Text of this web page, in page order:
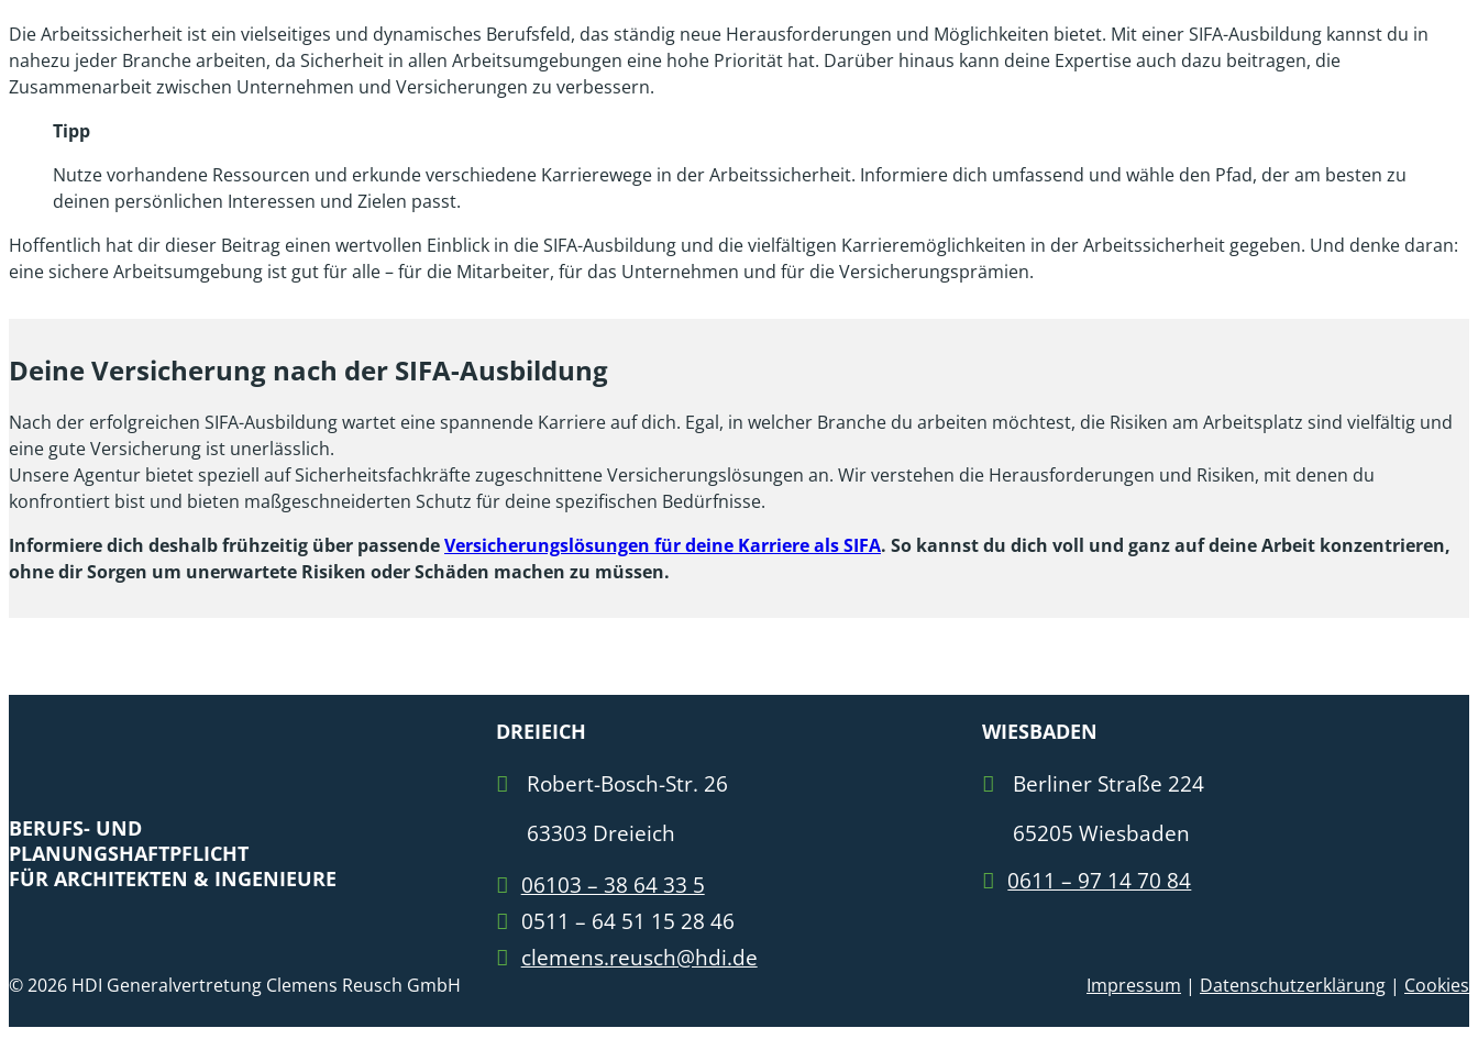
Die Arbeitssicherheit ist ein vielseitiges und dynamisches Berufsfeld, das ständig neue Herausforderungen und Möglichkeiten bietet. Mit einer SIFA-Ausbildung kannst du in
nahezu jeder Branche arbeiten, da Sicherheit in allen Arbeitsumgebungen eine hohe Priorität hat. Darüber hinaus kann deine Expertise auch dazu beitragen, die
Zusammenarbeit zwischen Unternehmen und Versicherungen zu verbessern.
Tipp
Nutze vorhandene Ressourcen und erkunde verschiedene Karrierewege in der Arbeitssicherheit. Informiere dich umfassend und wähle den Pfad, der am besten zu
deinen persönlichen Interessen und Zielen passt.
Hoffentlich hat dir dieser Beitrag einen wertvollen Einblick in die SIFA-Ausbildung und die vielfältigen Karrieremöglichkeiten in der Arbeitssicherheit gegeben. Und denke daran:
eine sichere Arbeitsumgebung ist gut für alle – für die Mitarbeiter, für das Unternehmen und für die Versicherungsprämien.
Deine Versicherung nach der SIFA-Ausbildung
Nach der erfolgreichen SIFA-Ausbildung wartet eine spannende Karriere auf dich. Egal, in welcher Branche du arbeiten möchtest, die Risiken am Arbeitsplatz sind vielfältig und
eine gute Versicherung ist unerlässlich.
Unsere Agentur bietet speziell auf Sicherheitsfachkräfte zugeschnittene Versicherungslösungen an. Wir verstehen die Herausforderungen und Risiken, mit denen du
konfrontiert bist und bieten maßgeschneiderten Schutz für deine spezifischen Bedürfnisse.
Informiere dich deshalb frühzeitig über passendeVersicherungslösungen für deine Karriere als SIFA. So kannst du dich voll und ganz auf deine Arbeit konzentrieren,
ohne dir Sorgen um unerwartete Risiken oder Schäden machen zu müssen.
BERUFS- UND
PLANUNGSHAFTPFLICHT
FÜR ARCHITEKTEN & INGENIEURE
DREIEICH
Robert-Bosch-Str. 26
63303 Dreieich
06103 – 38 64 33 5
0511 – 64 51 15 28 46
clemens.reusch@hdi.de
WIESBADEN
Berliner Straße 224
65205 Wiesbaden
0611 – 97 14 70 84
© 2026 HDI Generalvertretung Clemens Reusch GmbH Impressum | Datenschutzerklärung | Cookies